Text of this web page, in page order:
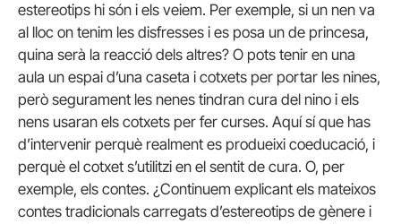
estereotips hi són i els veiem. Per exemple, si un nen va
al lloc on tenim les disfresses i es posa un de princesa,
quina serà la reacció dels altres? O pots tenir en una
aula un espai d’una caseta i cotxets per portar les nines,
però segurament les nenes tindran cura del nino i els
nens usaran els cotxets per fer curses. Aquí sí que has
d’intervenir perquè realment es produeixi coeducació, i
perquè el cotxet s’utilitzi en el sentit de cura. O, per
exemple, els contes. ¿Continuem explicant els mateixos
contes tradicionals carregats d’estereotips de gènere i